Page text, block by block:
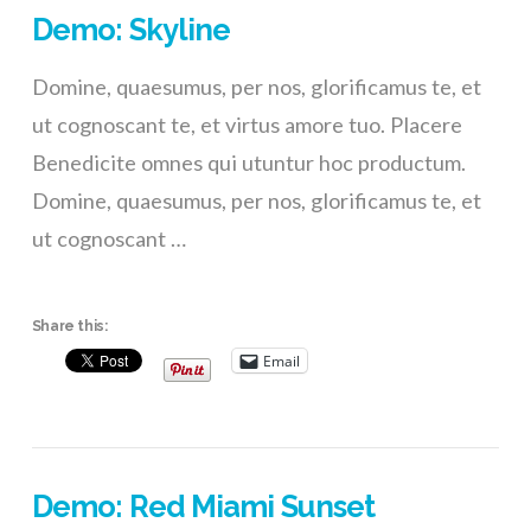
Demo: Skyline
Domine, quaesumus, per nos, glorificamus te, et
ut cognoscant te, et virtus amore tuo. Placere
Benedicite omnes qui utuntur hoc productum.
Domine, quaesumus, per nos, glorificamus te, et
ut cognoscant …
Share this:
Email
Demo: Red Miami Sunset